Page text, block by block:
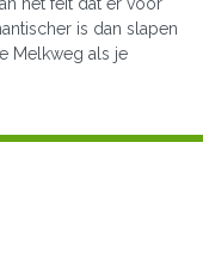
is dan slapen
Melkweg als je